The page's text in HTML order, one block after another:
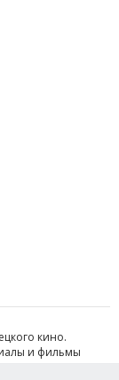
кино.
и фильмы